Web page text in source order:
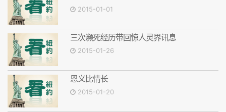
2015-01-01
三次濒死经历带回惊人灵界讯息
2015-01-26
恩义比情长
2015-01-20